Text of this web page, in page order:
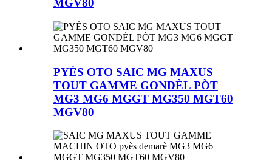
MGV80
PYÈS OTO SAIC MG MAXUS
TOUT GAMME GONDÈL PÒT
MG3 MG6 MGGT MG350 MGT60
MGV80